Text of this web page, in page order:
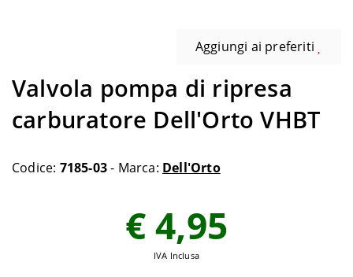
Aggiungi ai preferiti
Valvola pompa di ripresa
carburatore Dell'Orto VHBT
Codice: 7185-03- Marca: Dell'Orto
€ 4,95
IVA Inclusa